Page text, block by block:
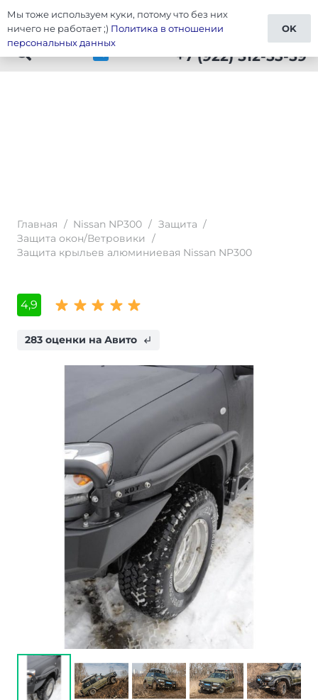
Тюнинг Nissan NP300
+7 (922) 512-53-59
Главная / Nissan NP300 / Защита /
Защита окон/Ветровики
/
Защита крыльев алюминиевая Nissan NP300
4,9
283 оценки на Авито subdirectory_arrow_left
Мы тоже используем куки, потому что без них
ничего не работает ;) Политика в отношении
персональных данных
OK